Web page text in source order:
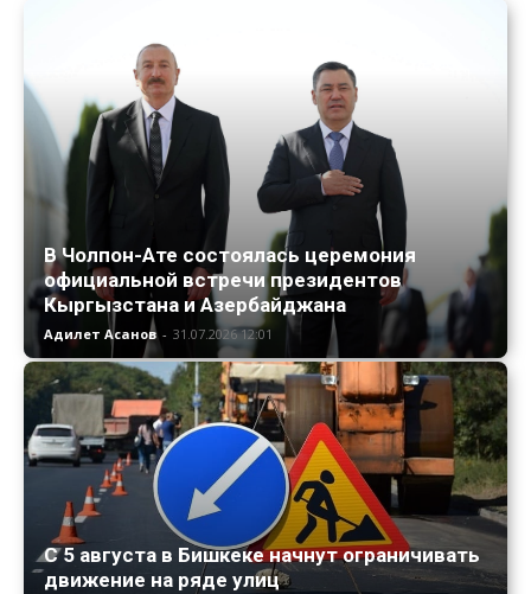
В Чолпон-Ате состоялась церемония
официальной встречи президентов
Кыргызстана и Азербайджана
Адилет Асанов - 31.07.2026 12:01
С 5 августа в Бишкеке начнут ограничивать
движение на ряде улиц